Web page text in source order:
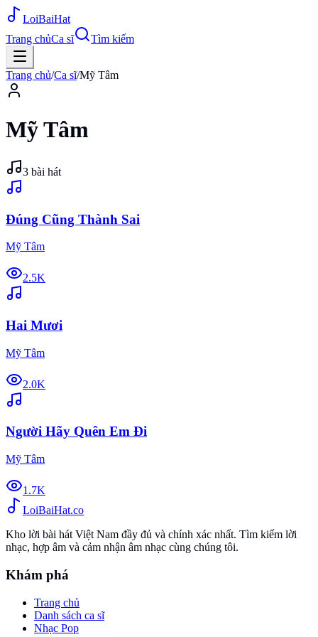
LoiBaiHat
Trang chủCa sĩ Tìm kiếm
Trang chủ/Ca sĩ/Mỹ Tâm
Mỹ Tâm
3 bài hát
Đúng Cũng Thành Sai
Mỹ Tâm
2.5K
Hai Mươi
Mỹ Tâm
2.0K
Người Hãy Quên Em Đi
Mỹ Tâm
1.7K
LoiBaiHat.co
Kho lời bài hát Việt Nam đầy đủ và chính xác nhất. Tìm kiếm lời
nhạc, hợp âm và cảm nhận âm nhạc cùng chúng tôi.
Khám phá
Trang chủ
Danh sách ca sĩ
Nhạc Pop